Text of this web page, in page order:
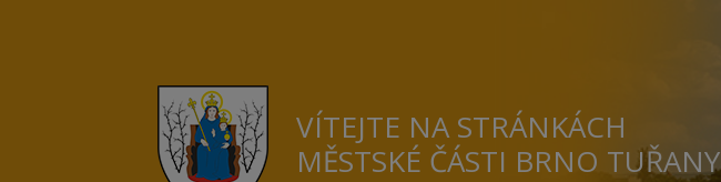
VÍTEJTE NA STRÁNKÁCH
MĚSTSKÉ ČÁSTI BRNO TUŘANY